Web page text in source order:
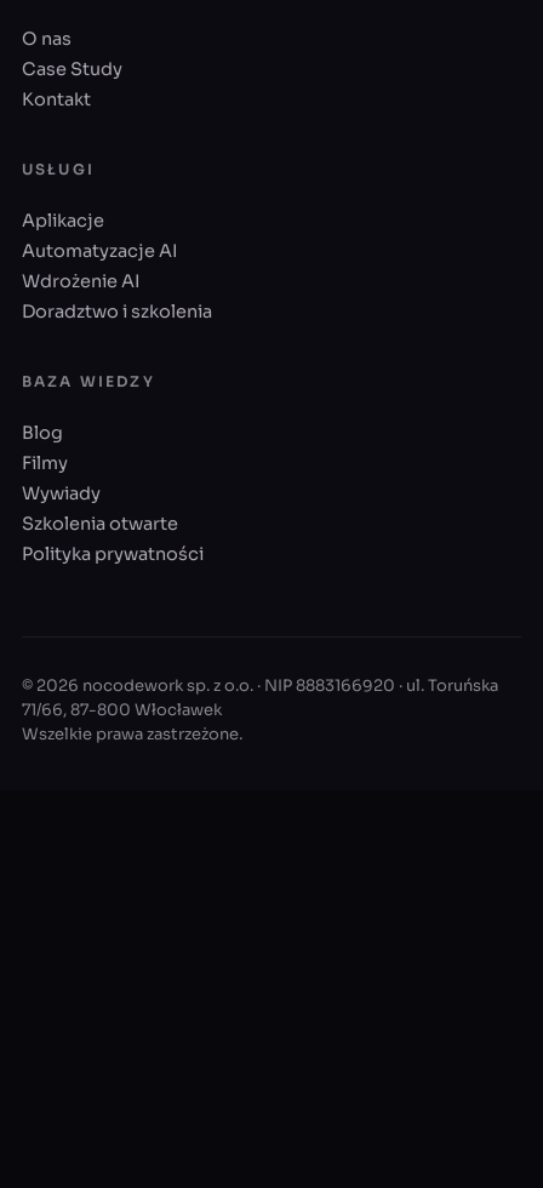
O nas
Case Study
Kontakt
USŁUGI
Aplikacje
Automatyzacje AI
Wdrożenie AI
Doradztwo i szkolenia
BAZA WIEDZY
Blog
Filmy
Wywiady
Szkolenia otwarte
Polityka prywatności
© 2026 nocodework sp. z o.o. · NIP 8883166920 · ul. Toruńska
71/66, 87-800 Włocławek
Wszelkie prawa zastrzeżone.